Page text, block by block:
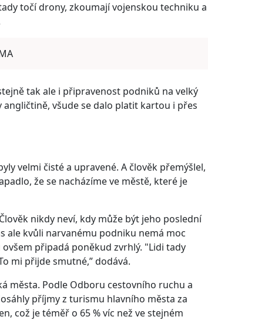
točí drony, zkoumají vojenskou techniku a
tak ale i připravenost podniků na velký
všude se dalo platit kartou i přes
velmi čisté a upravené. A člověk přemýšlel,
že se nacházíme ve městě, které je
nikdy neví, kdy může být jeho poslední
ale kvůli narvanému podniku nemá moc
připadá poněkud zvrhlý. "Lidi tady
mi přijde smutné,” dodává.
města. Podle Odboru cestovního ruchu a
příjmy z turismu hlavního města za
což je téměř o 65 % víc než ve stejném